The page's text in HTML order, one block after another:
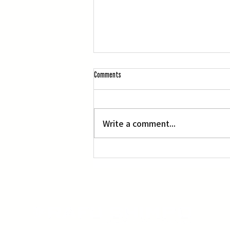
撃事件：容疑者の日系男子
Comments
Write a comment...